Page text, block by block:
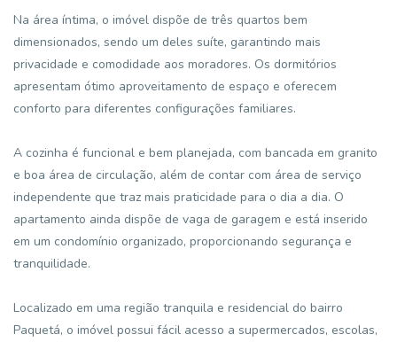
Na área íntima, o imóvel dispõe de três quartos bem
dimensionados, sendo um deles suíte, garantindo mais
privacidade e comodidade aos moradores. Os dormitórios
apresentam ótimo aproveitamento de espaço e oferecem
conforto para diferentes configurações familiares.
A cozinha é funcional e bem planejada, com bancada em granito
e boa área de circulação, além de contar com área de serviço
independente que traz mais praticidade para o dia a dia. O
apartamento ainda dispõe de vaga de garagem e está inserido
em um condomínio organizado, proporcionando segurança e
tranquilidade.
Localizado em uma região tranquila e residencial do bairro
Paquetá, o imóvel possui fácil acesso a supermercados, escolas,